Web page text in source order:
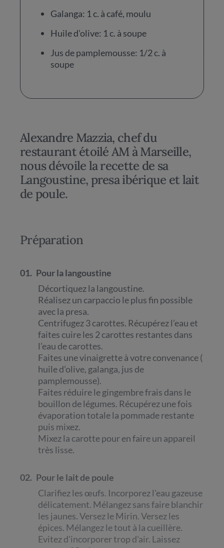
Galanga: 1 c. à café, moulu
Huile d’olive: 1 c. à soupe
Jus de pamplemousse: 1/2 c. à
soupe
Alexandre Mazzia, chef du
restaurant étoilé AM à Marseille,
nous dévoile la recette de sa
Langoustine, presa ibérique et lait
de poule.
Préparation
01. Pour la langoustine
Décortiquez la langoustine.
Réalisez un carpaccio le plus fin possible
avec la presa.
Centrifugez 3 carottes. Récupérez l’eau et
faites cuire les 2 carottes restantes dans
l’eau de carottes.
Faites une vinaigrette à votre convenance (
huile d’olive, galanga, jus de
pamplemousse).
Faites réduire le gingembre frais dans le
bouillon de légumes. Récupérez une fois
évaporation totale la pommade restante
puis mixez.
Mixez la carotte pour en faire un appareil
très lisse.
02. Pour le lait de poule
Clarifiez les œufs. Incorporez l'eau gazeuse
délicatement. Mélangez sans faire blanchir
les jaunes. Versez le Mirin. Versez les
épices. Mélangez le tout à la cueillère.
Evitez d'incorporer trop d'air. Laissez